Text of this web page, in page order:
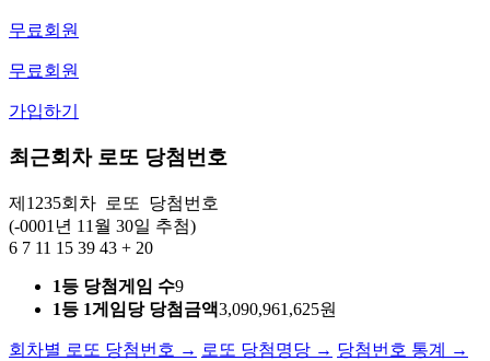
무료회원
무료회원
가입하기
최근회차 로또 당첨번호
제1235회차 로또
당첨번호
(-0001년 11월 30일 추첨)
6 7 11 15 39 43 + 20
1등 당첨게임 수9
1등 1게임당 당첨금액3,090,961,625원
회차별 로또 당첨번호 → 로또 당첨명당 → 당첨번호 통계 →